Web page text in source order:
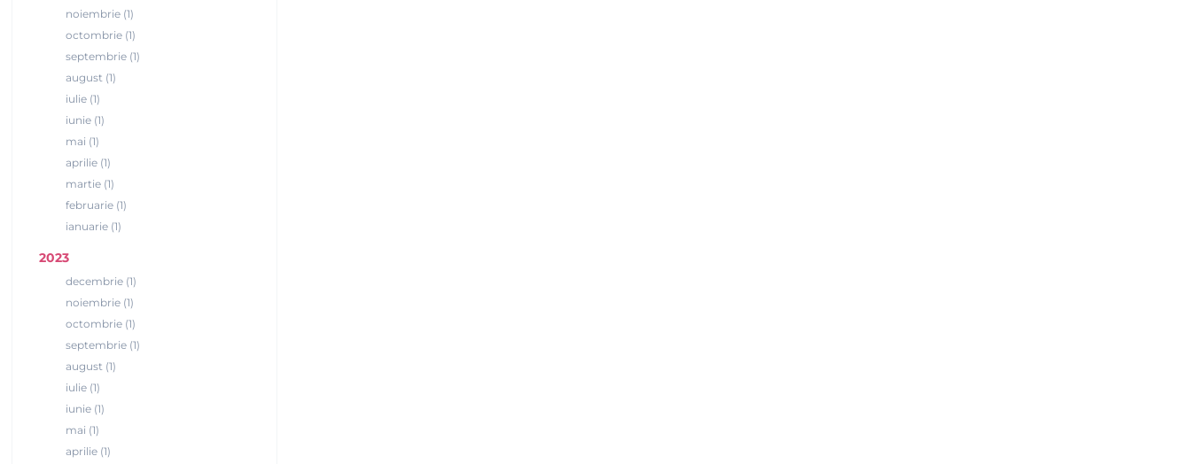
noiembrie (1)
octombrie (1)
septembrie (1)
august (1)
iulie (1)
iunie (1)
mai (1)
aprilie (1)
martie (1)
februarie (1)
ianuarie (1)
2023
decembrie (1)
noiembrie (1)
octombrie (1)
septembrie (1)
august (1)
iulie (1)
iunie (1)
mai (1)
aprilie (1)